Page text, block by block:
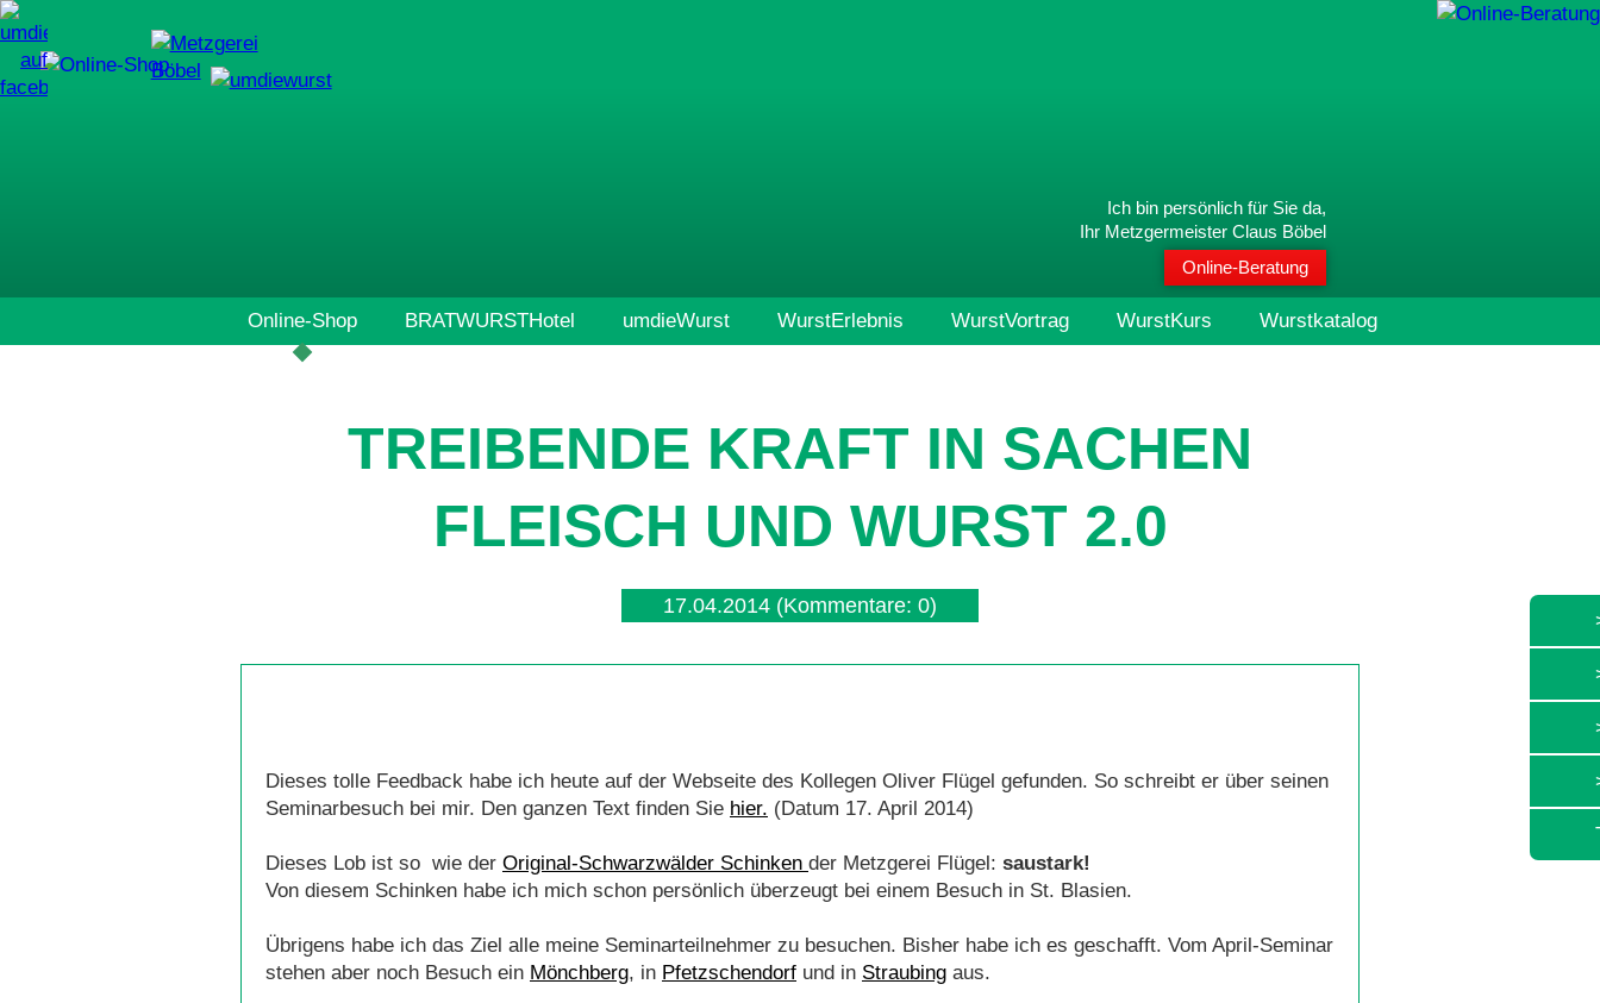
Ich bin persönlich für Sie da,
Ihr Metzgermeister Claus Böbel
Online-Beratung
Online-Shop BRATWURSTHotel umdieWurst WurstErlebnis WurstVortrag WurstKurs Wurstkatalog
TREIBENDE KRAFT IN SACHEN
FLEISCH UND WURST 2.0
17.04.2014 (Kommentare: 0)
Dieses tolle Feedback habe ich heute auf der Webseite des Kollegen Oliver Flügel gefunden. So schreibt er über seinen
Seminarbesuch bei mir. Den ganzen Text finden Sie hier. (Datum 17. April 2014)
Dieses Lob ist so wie der Original-Schwarzwälder Schinken der Metzgerei Flügel: saustark!
Von diesem Schinken habe ich mich schon persönlich überzeugt bei einem Besuch in St. Blasien.
Übrigens habe ich das Ziel alle meine Seminarteilnehmer zu besuchen. Bisher habe ich es geschafft. Vom April-Seminar
stehen aber noch Besuch ein Mönchberg, in Pfetzschendorf und in Straubing aus.